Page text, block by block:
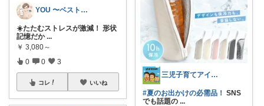
YOU 〜ベストアイテム紹介〜
☀️たたむストレスが激減！ 形状
記憶だか ...
￥ 3,080～
0 0 3
コレ いいね
三児子育てアイテム
#夏のお出かけの必需品！ SNS
でも話題の ...